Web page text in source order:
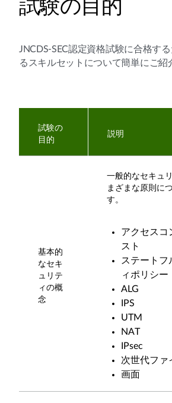
試験の目的
JNCDS-SEC認定資格試験に合格す
るスキルセットについて簡単にご紹
試験の
目的
説明
基本的
なセキ
ュリテ
ィの概
念
一般的なセキュ
まざまな原則に
す。
アクセスコ
スト
ステートフ
ィポリシー
ALG
IPS
UTM
NAT
IPsec
次世代ファ
画面